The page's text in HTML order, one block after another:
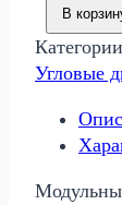
В
Угловые